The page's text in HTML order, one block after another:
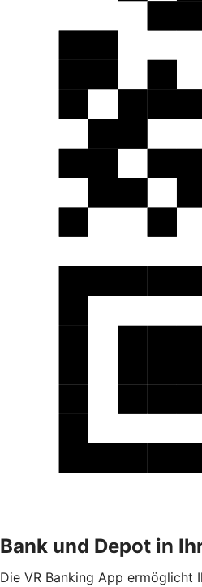
Bank und Depot in
Die VR Banking App ermöglicht